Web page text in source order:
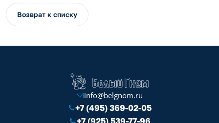
Возврат к списку
info@belgnom.ru
+7 (495) 369-02-05
+7 (925) 539-77-96